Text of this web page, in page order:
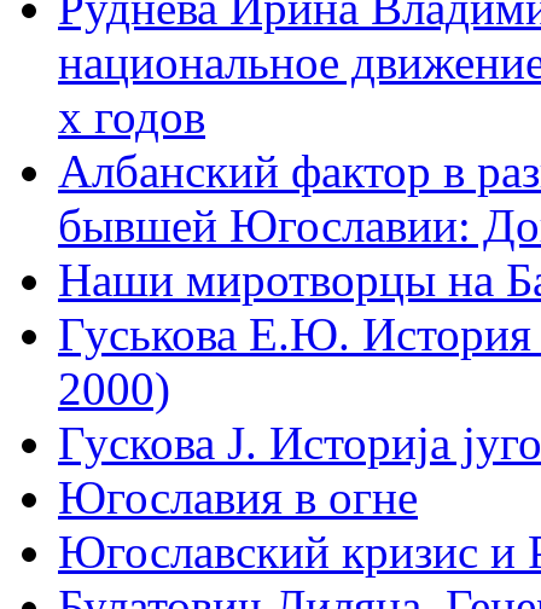
национальное
х годов
Албанский фактор в
бывшей Югославии:
Наши миротворцы на
Гуськова Е.Ю. История
2000)
Гускова J. Историjа
Югославия в огне
Югославский кризис и